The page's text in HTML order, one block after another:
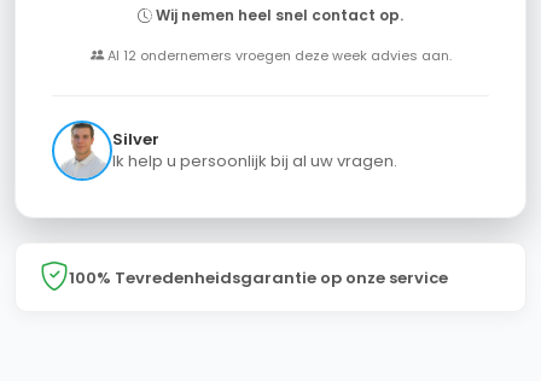
Wij nemen heel snel contact op.
Al 12 ondernemers vroegen deze week advies aan.
Silver
Ik help u persoonlijk bij al uw vragen.
100% Tevredenheidsgarantie op onze service